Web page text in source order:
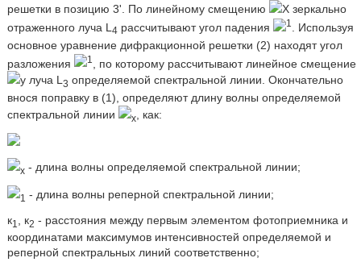
решетки в позицию 3'. По линейному смещению
X зеркально
отраженного луча L 4 рассчитывают угол падения 1
. Используя
основное уравнение дифракционной решетки (2) находят угол
разложения
1
, по которому рассчитывают линейное смещение
y луча L3 определяемой спектральной линии. Окончательно
внося поправку в (1), определяют длину волны определяемой
спектральной линии
x, как:
x- длина волны определяемой спектральной линии;
1 - длина волны реперной спектральной линии;
к1 , к2 - расстояния между первым элементом фотоприемника и
координатами максимумов интенсивностей определяемой и
реперной спектральных линий соответственно;